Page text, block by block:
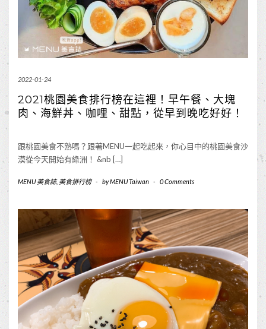
2022-01-24
2021桃園美食排行榜在這裡！早午餐、大塊
肉、海鮮丼、咖哩、甜點，從早到晚吃好好！
跟桃園美食不熟嗎？跟著MENU一起吃起來，你心目中的桃園美食沙
漠從今天開始有綠洲！ &nb […]
MENU 美食誌, 美食排行榜 - byMENU Taiwan - 0 Comments